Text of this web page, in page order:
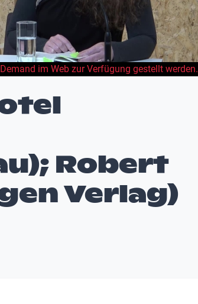
im Web zur Verfügung gestellt werden.
Robert
Verlag)